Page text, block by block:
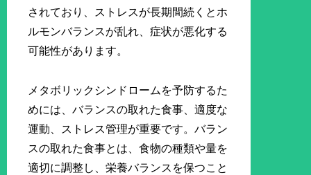
されており、ストレスが長期間続くとホ
ルモンバランスが乱れ、症状が悪化する
可能性があります。
メタボリックシンドロームを予防するた
めには、バランスの取れた食事、適度な
運動、ストレス管理が重要です。バラン
スの取れた食事とは、食物の種類や量を
適切に調整し、栄養バランスを保つこと